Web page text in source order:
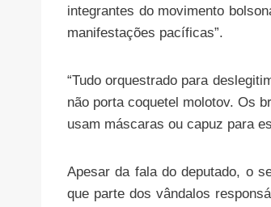
integrantes do movimento
manifestações pacíficas”.
“Tudo orquestrado para
não porta coquetel molotov. Os
usam máscaras ou capuz para
Apesar da fala do deputado, o
que parte dos vândalos